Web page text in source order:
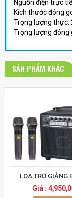
Nguồn điện trực
Kích thước đóng
Trọng lượng thực:
Trọng lượng đóng
SẢN PHẨM KHÁC
LOA TRỢ GIẢNG
Giá :